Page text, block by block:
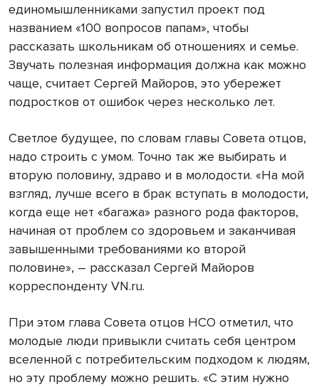
единомышленниками запустил проект под
названием «100 вопросов папам», чтобы
рассказать школьникам об отношениях и семье.
Звучать полезная информация должна как можно
чаще, считает Сергей Майоров, это убережет
подростков от ошибок через несколько лет.
Светлое будущее, по словам главы Совета отцов,
надо строить с умом. Точно так же выбирать и
вторую половину, здраво и в молодости. «На мой
взгляд, лучше всего в брак вступать в молодости,
когда еще нет «багажа» разного рода факторов,
начиная от проблем со здоровьем и заканчивая
завышенными требованиями ко второй
половине», – рассказал Сергей Майоров
корреспонденту VN.ru.
При этом глава Совета отцов НСО отметил, что
молодые люди привыкли считать себя центром
вселенной с потребительским подходом к людям,
но эту проблему можно решить. «С этим нужно